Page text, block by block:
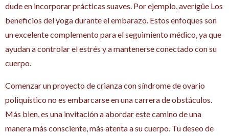
dude en incorporar prácticas suaves. Por ejemplo, averigüe Los
beneficios del yoga durante el embarazo. Estos enfoques son
un excelente complemento para el seguimiento médico, ya que
ayudan a controlar el estrés y a mantenerse conectado con su
cuerpo.
Comenzar un proyecto de crianza con síndrome de ovario
poliquístico no es embarcarse en una carrera de obstáculos.
Más bien, es una invitación a abordar este camino de una
manera más consciente, más atenta a su cuerpo. Tu deseo de